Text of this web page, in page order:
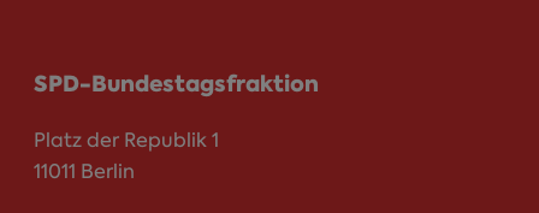
SPD-Bundestagsfraktion
Platz der Republik 1
11011 Berlin